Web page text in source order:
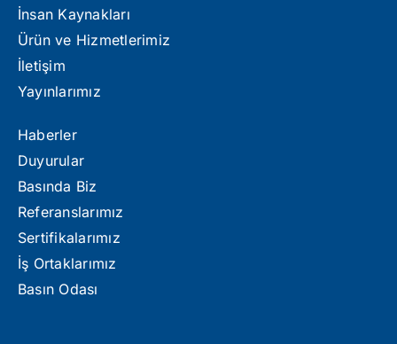
İnsan Kaynakları
Ürün ve Hizmetlerimiz
İletişim
Yayınlarımız
Haberler
Duyurular
Basında Biz
Referanslarımız
Sertifikalarımız
İş Ortaklarımız
Basın Odası